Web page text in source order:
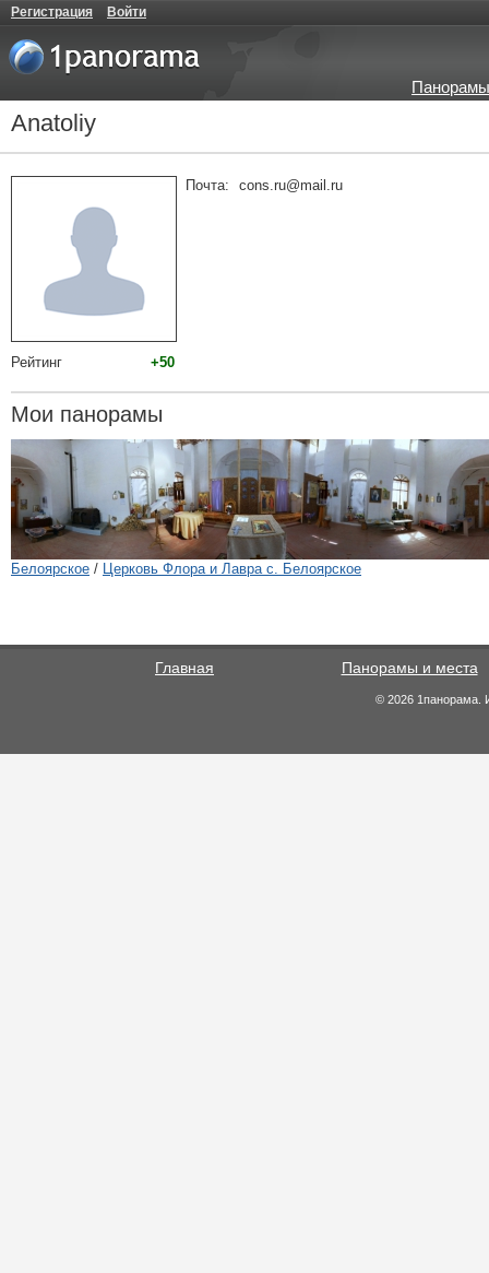
Регистрация Войти
Anatoliy
Рейтинг +50
Почта: cons.ru@mail.ru
Мои панорамы
Белоярское / Церковь Флора и Лавра с. Белоярское
Главная Панорамы и места
© 2026 1панорама.